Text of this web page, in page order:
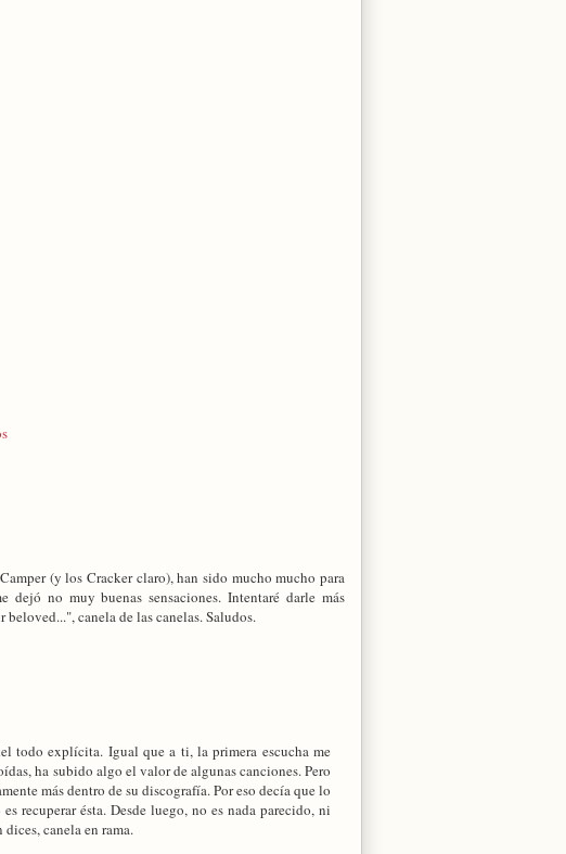
(y los Cracker claro), han sido mucho mucho para
no muy buenas sensaciones. Intentaré darle más
canela de las canelas. Saludos.
todo explícita. Igual que a ti, la primera escucha me
ha subido algo el valor de algunas canciones. Pero
más dentro de su discografía. Por eso decía que lo
recuperar ésta. Desde luego, no es nada parecido, ni
canela en rama.